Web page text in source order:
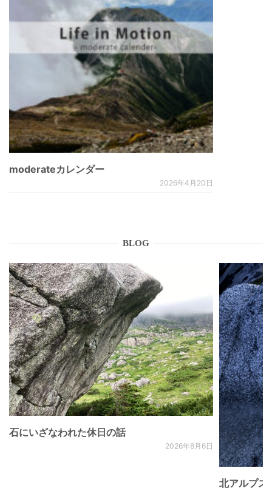
moderateカレンダー
2026年4月20日
BLOG
石にいざなわれた休日の話
2026年8月6日
北アルプ